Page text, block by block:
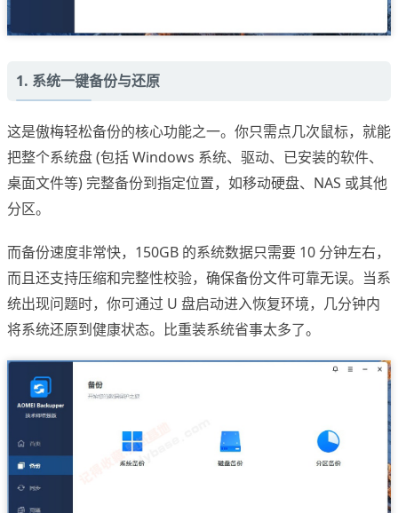
1. 系统一键备份与还原
这是傲梅轻松备份的核心功能之一。你只需点几次鼠标，就能
把整个系统盘 (包括 Windows 系统、驱动、已安装的软件、
桌面文件等) 完整备份到指定位置，如移动硬盘、NAS 或其他
分区。
而备份速度非常快，150GB 的系统数据只需要 10 分钟左右，
而且还支持压缩和完整性校验，确保备份文件可靠无误。当系
统出现问题时，你可通过 U 盘启动进入恢复环境，几分钟内
将系统还原到健康状态。比重装系统省事太多了。